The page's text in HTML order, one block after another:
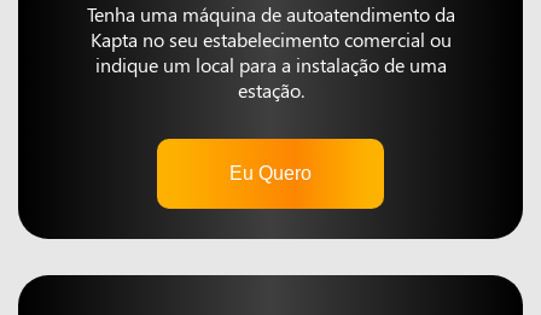
Tenha uma máquina de autoatendimento da
Kapta no seu estabelecimento comercial ou
indique um local para a instalação de uma
estação.
Eu Quero